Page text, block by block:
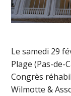
Le samedi 29
Plage (Pas-de-
Congrès
Wilmotte &